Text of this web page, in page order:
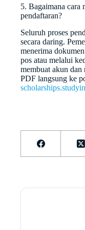
5. Bagaimana cara
pendaftaran?
Seluruh proses
secara daring.
menerima
pos atau melalui
membuat akun
PDF langsung ke